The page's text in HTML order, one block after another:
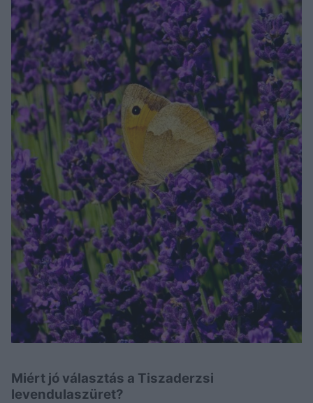
Miért jó választás a Tiszaderzsi
levendulaszüret?